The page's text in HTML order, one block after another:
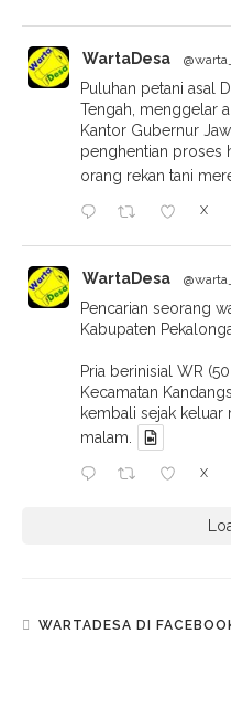
WartaDesa
Puluhan petani asal
Tengah, menggelar
Kantor Gubernur
penghentian proses
orang rekan tani
X
WartaDesa
Pencarian seorang
Kabupaten
Pria berinisial WR
Kecamatan
kembali sejak keluar
malam.
X
WARTADESA DI